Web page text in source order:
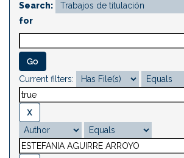
Search:
for
Current filters: